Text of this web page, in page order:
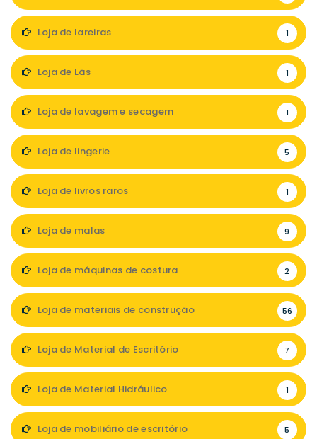
Loja de lareiras 1
Loja de Lãs 1
Loja de lavagem e secagem 1
Loja de lingerie 5
Loja de livros raros 1
Loja de malas 9
Loja de máquinas de costura 2
Loja de materiais de construção 56
Loja de Material de Escritório 7
Loja de Material Hidráulico 1
Loja de mobiliário de escritório 5